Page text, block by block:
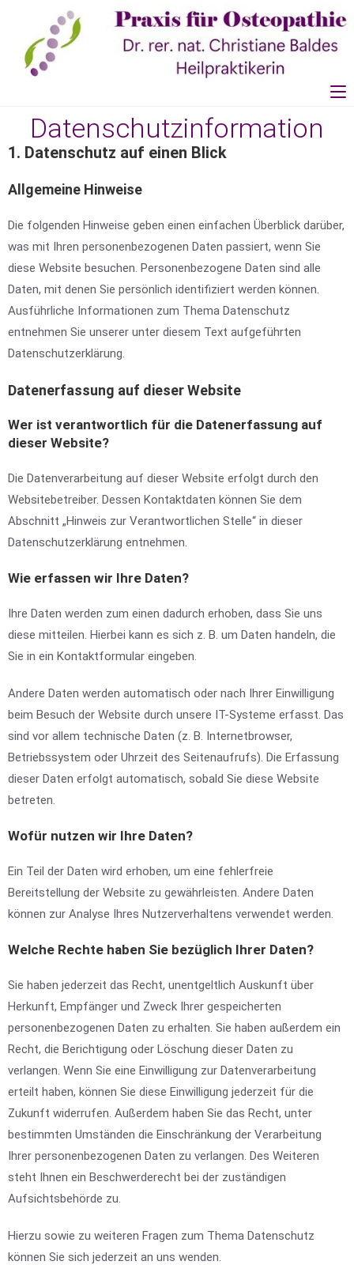
Datenschutzinformation
1. Datenschutz auf einen Blick
Allgemeine Hinweise
Die folgenden Hinweise geben einen einfachen Überblick darüber,
was mit Ihren personenbezogenen Daten passiert, wenn Sie
diese Website besuchen. Personenbezogene Daten sind alle
Daten, mit denen Sie persönlich identifiziert werden können.
Ausführliche Informationen zum Thema Datenschutz
entnehmen Sie unserer unter diesem Text aufgeführten
Datenschutzerklärung.
Datenerfassung auf dieser Website
Wer ist verantwortlich für die Datenerfassung auf
dieser Website?
Die Datenverarbeitung auf dieser Website erfolgt durch den
Websitebetreiber. Dessen Kontaktdaten können Sie dem
Abschnitt „Hinweis zur Verantwortlichen Stelle“ in dieser
Datenschutzerklärung entnehmen.
Wie erfassen wir Ihre Daten?
Ihre Daten werden zum einen dadurch erhoben, dass Sie uns
diese mitteilen. Hierbei kann es sich z. B. um Daten handeln, die
Sie in ein Kontaktformular eingeben.
Andere Daten werden automatisch oder nach Ihrer Einwilligung
beim Besuch der Website durch unsere IT-Systeme erfasst. Das
sind vor allem technische Daten (z. B. Internetbrowser,
Betriebssystem oder Uhrzeit des Seitenaufrufs). Die Erfassung
dieser Daten erfolgt automatisch, sobald Sie diese Website
betreten.
Wofür nutzen wir Ihre Daten?
Ein Teil der Daten wird erhoben, um eine fehlerfreie
Bereitstellung der Website zu gewährleisten. Andere Daten
können zur Analyse Ihres Nutzerverhaltens verwendet werden.
Welche Rechte haben Sie bezüglich Ihrer Daten?
Sie haben jederzeit das Recht, unentgeltlich Auskunft über
Herkunft, Empfänger und Zweck Ihrer gespeicherten
personenbezogenen Daten zu erhalten. Sie haben außerdem ein
Recht, die Berichtigung oder Löschung dieser Daten zu
verlangen. Wenn Sie eine Einwilligung zur Datenverarbeitung
erteilt haben, können Sie diese Einwilligung jederzeit für die
Zukunft widerrufen. Außerdem haben Sie das Recht, unter
bestimmten Umständen die Einschränkung der Verarbeitung
Ihrer personenbezogenen Daten zu verlangen. Des Weiteren
steht Ihnen ein Beschwerderecht bei der zuständigen
Aufsichtsbehörde zu.
Hierzu sowie zu weiteren Fragen zum Thema Datenschutz
können Sie sich jederzeit an uns wenden.